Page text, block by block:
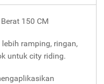
150 CM
lebih ramping, ringan,
untuk city riding.